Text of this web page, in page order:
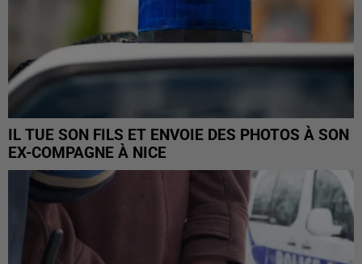
IL TUE SON FILS ET ENVOIE DES PHOTOS À SON
EX-COMPAGNE À NICE